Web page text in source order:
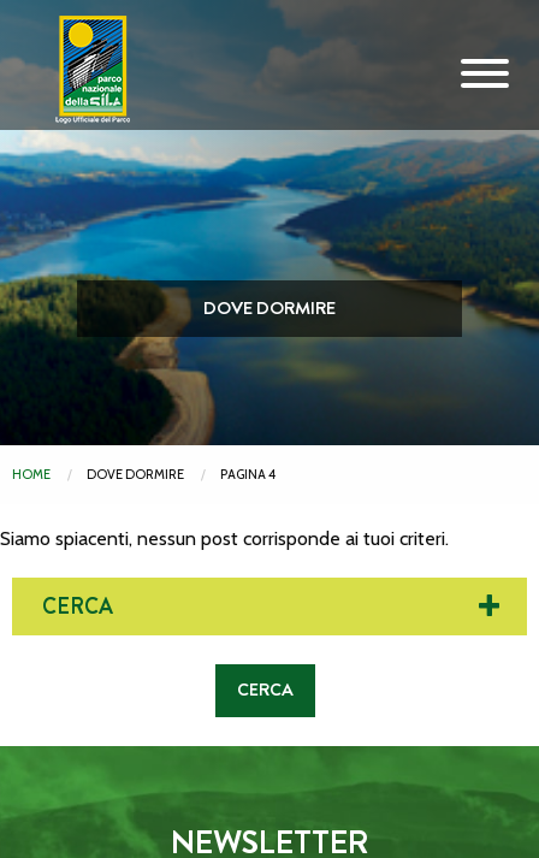
Vai al contenuto principale
DOVE DORMIRE
HOME DOVE DORMIRE PAGINA 4
Siamo spiacenti, nessun post corrisponde ai tuoi criteri.
CERCA
NEWSLETTER